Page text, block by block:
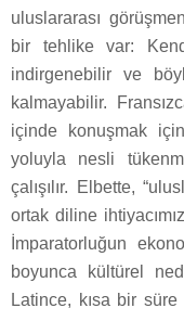
uluslararası
bir tehlike var:
indirgenebilir ve
kalmayabilir.
içinde konuşmak
yoluyla nesli
çalışılır. Elbette,
ortak diline
İmparatorluğun
boyunca kültürel
Latince, kısa bir